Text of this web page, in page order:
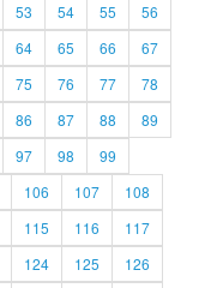
53 54 55
56
64 65 66
67
75 76 77
78
86 87 88
89
97 98
99
106 107
108
115 116
117
124 125
126